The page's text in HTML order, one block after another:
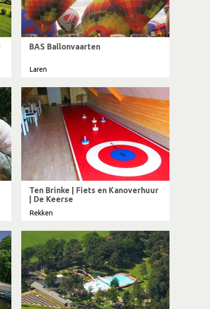
BAS Ballonvaarten
Laren
Ten Brinke | Fiets en Kanoverhuur
| De Keerse
Rekken